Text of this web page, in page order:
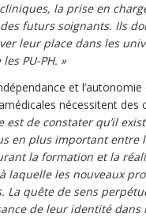
la prise en
futurs soignants. Ils
leur place dans les
PU-PH. »
et l’autonomie
nécessitent des
est de constater qu’il
en plus important entre
la formation et la
laquelle les nouveaux
La quête de sens
de leur identité dans